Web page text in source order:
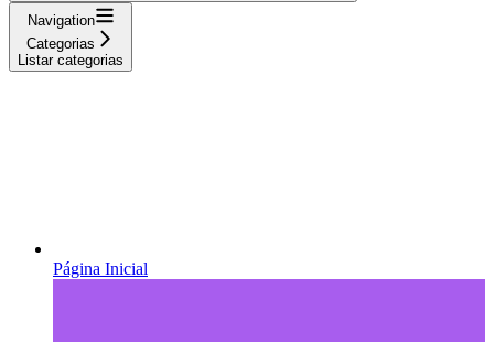
Navigation
Categorias
Listar categorias
Página Inicial